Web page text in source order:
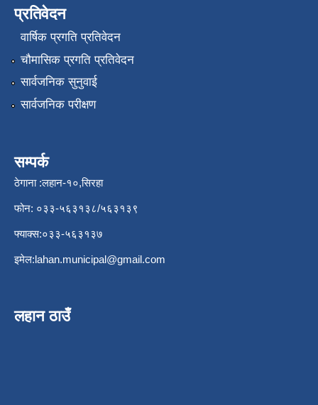
प्रतिवेदन
वार्षिक प्रगति प्रतिवेदन
चौमासिक प्रगति प्रतिवेदन
सार्वजनिक सुनुवाई
सार्वजनिक परीक्षण
सम्पर्क
ठेगाना :लहान-१०,सिरहा
फोन: ०३३-५६३१३८/५६३१३९
फ्याक्स:०३३-५६३१३७
इमेल:lahan.municipal@gmail.com
लहान ठाउँ